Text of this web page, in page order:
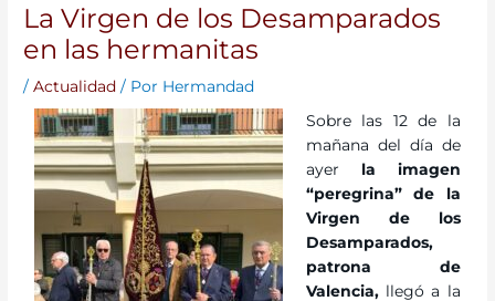
La Virgen de los Desamparados
en las hermanitas
/Actualidad / Por Hermandad
Sobre las 12 de la
mañana del día de
ayer la imagen
“peregrina” de la
Virgen de los
Desamparados,
patrona de
Valencia,llegó a la